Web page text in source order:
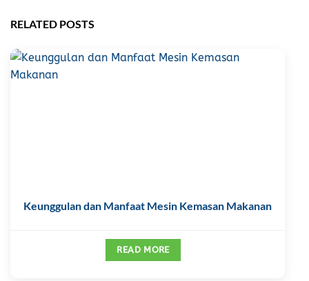
RELATED POSTS
Keunggulan dan Manfaat Mesin Kemasan Makanan
READ MORE